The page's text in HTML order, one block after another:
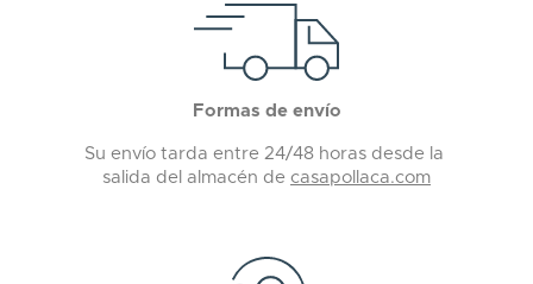
Formas de envío
Su envío tarda entre 24/48 horas desde la
salida del almacén de casapollaca.com